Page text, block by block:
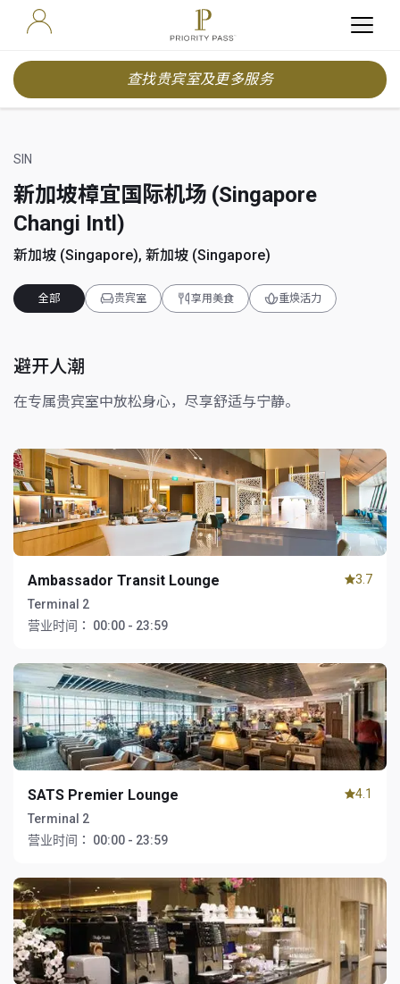
查找贵宾室及更多服务
SIN
新加坡樟宜国际机场 (Singapore
Changi Intl)
新加坡 (Singapore), 新加坡 (Singapore)
全部 贵宾室 享用美食 重焕活力
避开人潮
在专属贵宾室中放松身心，尽享舒适与宁静。
Ambassador Transit Lounge
Terminal 2
营业时间：
00:00 - 23:59
3.7
SATS Premier Lounge
Terminal 2
营业时间：
00:00 - 23:59
4.1